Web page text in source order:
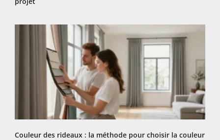
Couleur des rideaux : la méthode pour choisir la couleur